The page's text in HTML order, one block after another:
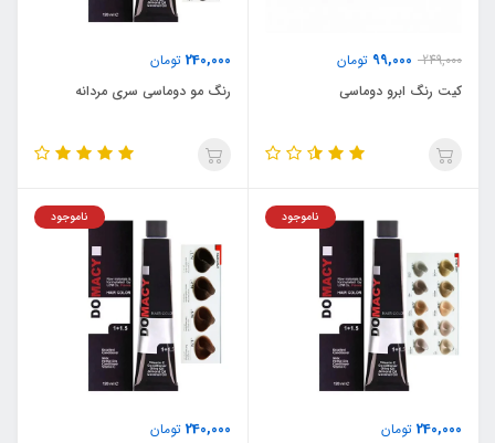
249,000
99,000 تومان
کیت رنگ ابرو دوماسی
240,000 تومان
رنگ مو دوماسی سری مردانه
240,000 تومان
ناموجود
240,000 تومان
ناموجود